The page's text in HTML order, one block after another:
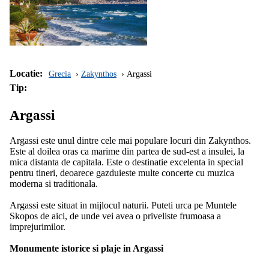
Locatie: Grecia Zakynthos Argassi
Tip:
Argassi
Argassi este unul dintre cele mai populare locuri din Zakynthos.
Este al doilea oras ca marime din partea de sud-est a insulei, la
mica distanta de capitala. Este o destinatie excelenta in special
pentru tineri, deoarece gazduieste multe concerte cu muzica
moderna si traditionala.
Argassi este situat in mijlocul naturii. Puteti urca pe Muntele
Skopos de aici, de unde vei avea o priveliste frumoasa a
imprejurimilor.
Monumente istorice si plaje in Argassi